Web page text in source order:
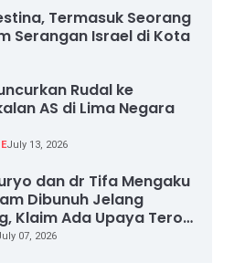
Termasuk Seorang
Serangan Israel di Kota
Rudal ke
AS di Lima Negara
July 13, 2026
dan dr Tifa Mengaku
Dibunuh Jelang
Klaim Ada Upaya Teror
07, 2026